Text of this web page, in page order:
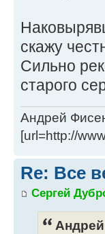
скажу
Сильно
старого
Андрей
[url=http://
Re: Все
Сергей